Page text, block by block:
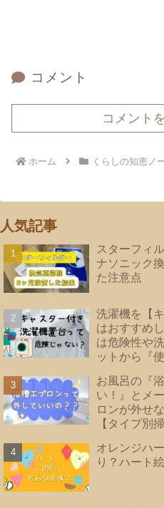
コメント
コメント
ホーム くらしの知恵ノ
人気記事
スターフィ
ナソニック
た注意点
洗濯機を【
はおすすめ
は危険性や
ットから『
外！後悔し
パンのタイ
お風呂の『
い！』とメ
ロンが外せ
【タイプ別
バーあり｜
｜
オレンジハ
り？ハート